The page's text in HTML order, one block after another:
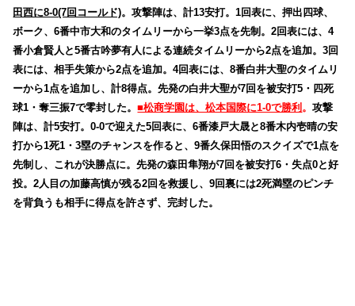
田西に8-0(7回コールド)。攻撃陣は、計13安打。1回表に、押出四球、
ボーク、6番中市大和のタイムリーから一挙3点を先制。2回表には、4
番小倉賢人と5番古吟夢有人による連続タイムリーから2点を追加。3回
表には、相手失策から2点を追加。4回表には、8番白井大聖のタイムリ
ーから1点を追加し、計8得点。先発の白井大聖が7回を被安打5・四死
球1・奪三振7で零封した。■松商学園は、松本国際に1-0で勝利。攻撃
陣は、計5安打。0-0で迎えた5回表に、6番漆戸大晟と8番木内壱晴の安
打から1死1・3塁のチャンスを作ると、9番久保田悟のスクイズで1点を
先制し、これが決勝点に。先発の森田隼翔が7回を被安打6・失点0と好
投。2人目の加藤高慎が残る2回を救援し、9回裏には2死満塁のピンチ
を背負うも相手に得点を許さず、完封した。